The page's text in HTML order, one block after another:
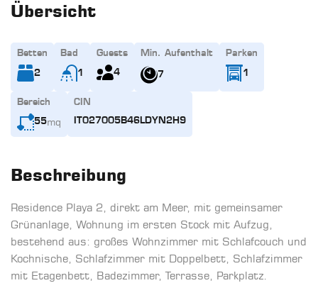
Übersicht
Betten
2
Bad
1
Guests
4
Min. Aufenthalt
7
Parken
1
Bereich
55mq
CIN
IT027005B46LDYN2H9
Beschreibung
Residence Playa 2, direkt am Meer, mit gemeinsamer
Grünanlage, Wohnung im ersten Stock mit Aufzug,
bestehend aus: großes Wohnzimmer mit Schlafcouch und
Kochnische, Schlafzimmer mit Doppelbett, Schlafzimmer
mit Etagenbett, Badezimmer, Terrasse, Parkplatz.